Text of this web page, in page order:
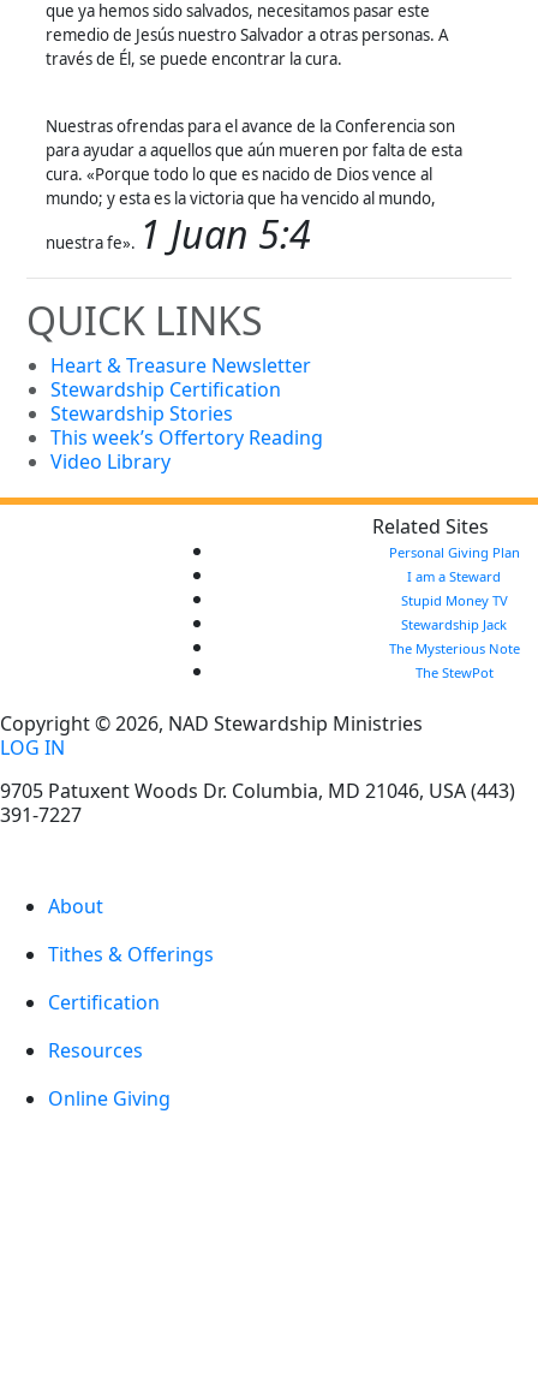
que ya hemos sido salvados, necesitamos pasar este
remedio de Jesús nuestro Salvador a otras personas. A
través de Él, se puede encontrar la cura.
Nuestras ofrendas para el avance de la Conferencia son
para ayudar a aquellos que aún mueren por falta de esta
cura. «Porque todo lo que es nacido de Dios vence al
mundo; y esta es la victoria que ha vencido al mundo,
nuestra fe». 1 Juan 5:4
QUICK LINKS
Heart & Treasure Newsletter
Stewardship Certification
Stewardship Stories
This week’s Offertory Reading
Video Library
Related Sites
Personal Giving Plan
I am a Steward
Stupid Money TV
Stewardship Jack
The Mysterious Note
The StewPot
Copyright © 2026, NAD Stewardship Ministries
LOG IN
9705 Patuxent Woods Dr. Columbia, MD 21046, USA(443)
391-7227
About
Tithes & Offerings
Certification
Resources
Online Giving